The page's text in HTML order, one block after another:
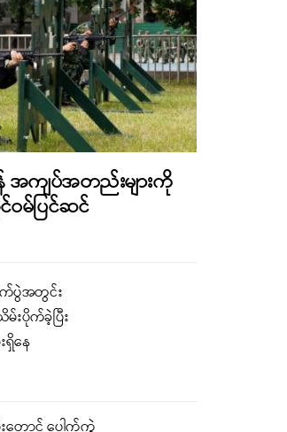
န် အကျပ်အတည်းများကို
မ်ပြင်ဆင်
ပွဲအတွင်း
းပိုက်ခဲ့ပြီး
ရှိနေ